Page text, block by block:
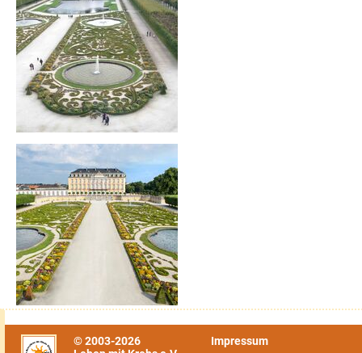
© 2003-2026
Impressum